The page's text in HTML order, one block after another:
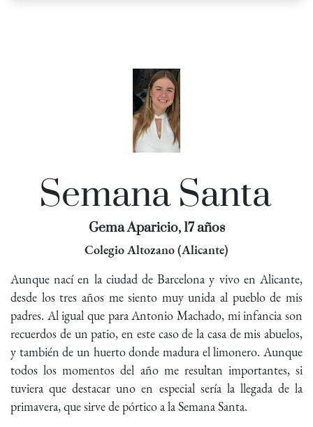
Semana Santa
Gema Aparicio, 17 años
Colegio Altozano (Alicante)
Aunque nací en la ciudad de Barcelona y vivo en Alicante,
desde los tres años me siento muy unida al pueblo de mis
padres. Al igual que para Antonio Machado, mi infancia son
recuerdos de un patio, en este caso de la casa de mis abuelos,
y también de un huerto donde madura el limonero. Aunque
todos los momentos del año me resultan importantes, si
tuviera que destacar uno en especial sería la llegada de la
primavera, que sirve de pórtico a la Semana Santa.